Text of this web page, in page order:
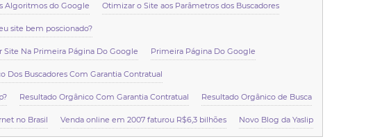
Algoritmos do Google Otimizar o Site aos Parâmetros dos Buscadores
site bem poscionado?
Site Na Primeira Página Do Google Primeira Página Do Google
Dos Buscadores Com Garantia Contratual
Resultado Orgânico Com Garantia Contratual Resultado Orgânico de Busca
no Brasil Venda online em 2007 faturou R$6,3 bilhões Novo Blog da Yaslip